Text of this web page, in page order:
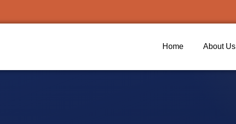
Home About Us